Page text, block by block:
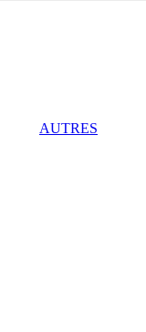
AUTRES